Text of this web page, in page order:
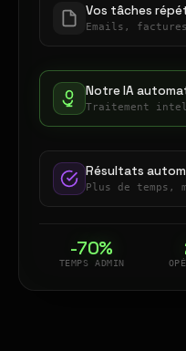
Vos tâches
Emails,
Notre IA
Traitement
Résultats
Plus de temps,
-70%
TEMPS ADMIN